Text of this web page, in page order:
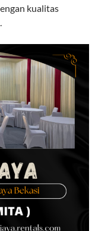
kualitas